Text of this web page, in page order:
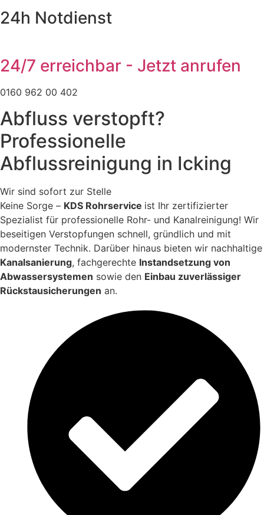
24h Notdienst
24/7 erreichbar - Jetzt anrufen
0160 962 00 402
Abfluss verstopft?
Professionelle
Abflussreinigung in Icking
Wir sind sofort zur Stelle
Keine Sorge – KDS Rohrservice ist Ihr zertifizierter
Spezialist für professionelle Rohr- und Kanalreinigung! Wir
beseitigen Verstopfungen schnell, gründlich und mit
modernster Technik. Darüber hinaus bieten wir nachhaltige
Kanalsanierung, fachgerechte Instandsetzung von
Abwassersystemen sowie den Einbau zuverlässiger
Rückstausicherungen an.